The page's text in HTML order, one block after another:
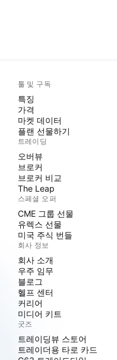
툴 및 구독
특징
가격
마켓 데이터
플랜 선물하기
트레이딩
오버뷰
브로커
브로커 비교
The Leap
스페셜 오퍼
CME 그룹 선물
유렉스 선물
미국 주식 번들
회사 정보
회사 소개
우주 임무
블로그
헬프 센터
커리어
미디어 키트
굿즈
트레이딩뷰 스토어
트레이더용 타로 카드